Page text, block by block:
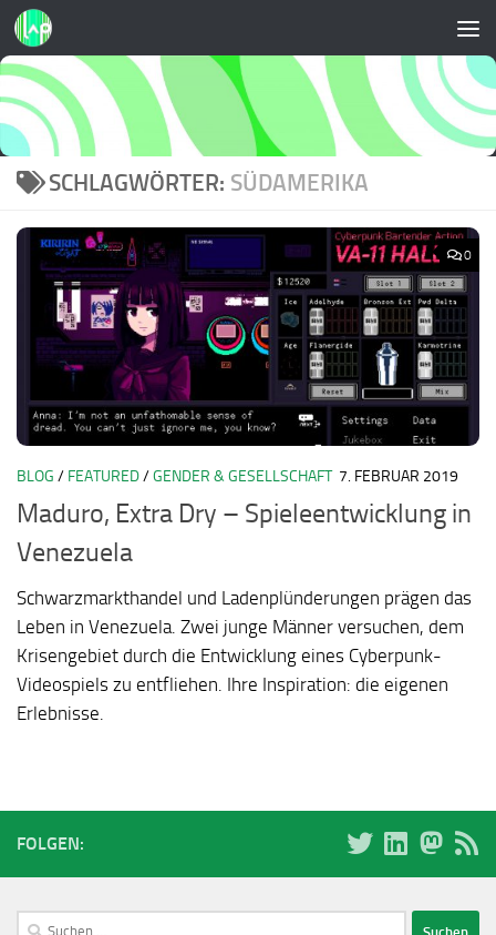
Zum Inhalt springen
SCHLAGWÖRTER: SÜDAMERIKA
0
BLOG / FEATURED/GENDER & GESELLSCHAFT 7. FEBRUAR 2019
Maduro, Extra Dry – Spieleentwicklung in
Venezuela
Schwarzmarkthandel und Ladenplünderungen prägen das
Leben in Venezuela. Zwei junge Männer versuchen, dem
Krisengebiet durch die Entwicklung eines Cyberpunk-
Videospiels zu entfliehen. Ihre Inspiration: die eigenen
Erlebnisse.
FOLGEN:
Suchen